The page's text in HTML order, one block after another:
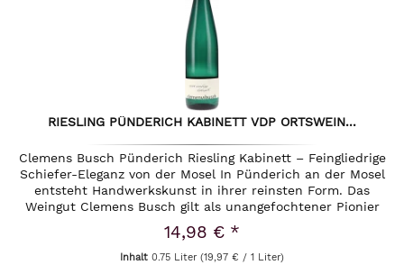
RIESLING PÜNDERICH KABINETT VDP ORTSWEIN...
Clemens Busch Pünderich Riesling Kabinett – Feingliedrige
Schiefer-Eleganz von der Mosel In Pünderich an der Mosel
entsteht Handwerkskunst in ihrer reinsten Form. Das
Weingut Clemens Busch gilt als unangefochtener Pionier
14,98 € *
Inhalt0.75 Liter(19,97 € / 1 Liter)